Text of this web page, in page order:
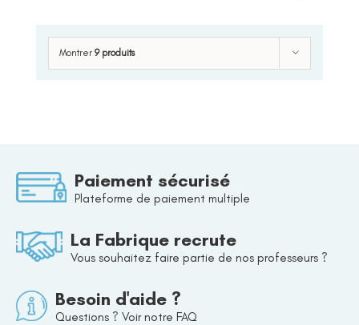
Montrer 9 produits
Paiement sécurisé
Plateforme de paiement multiple
La Fabrique recrute
Vous souhaitez faire partie de nos professeurs ?
Besoin d'aide ?
Questions ? Voir notre FAQ